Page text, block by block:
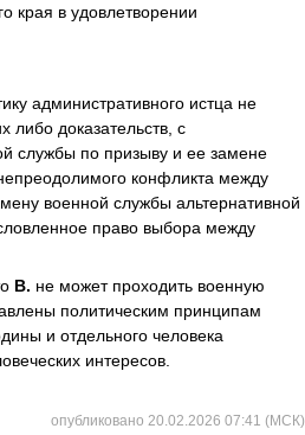
края в удовлетворении
административного истца не
либо доказательств, с
службы по призыву и ее замене
конфликта между
военной службы альтернативной
право выбора между
В. не может проходить военную
политическим принципам
и отдельного человека
интересов.
опубликовано 20.02.2026 07:41 (МСК)